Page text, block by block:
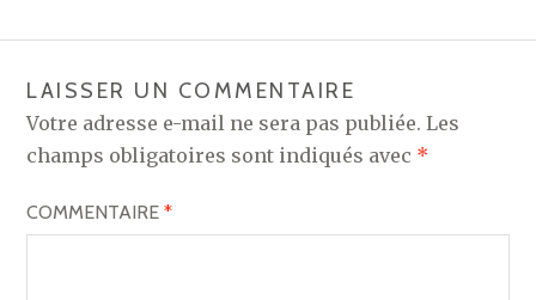
LAISSER UN COMMENTAIRE
Votre adresse e-mail ne sera pas publiée. Les
champs obligatoires sont indiqués avec *
COMMENTAIRE*